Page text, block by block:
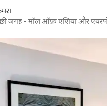
जगह - मॉल ऑफ़ एशिया और